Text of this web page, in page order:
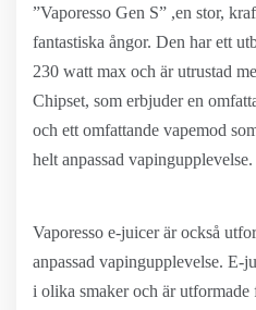
”Vaporesso Gen S” ,en stor,
fantastiska ångor. Den har ett
230 watt max och är utrustad
Chipset, som erbjuder en
och ett omfattande vapemod
helt anpassad vapingupplevelse.
Vaporesso e-juicer är också
anpassad vapingupplevelse. E-
i olika smaker och är utformade